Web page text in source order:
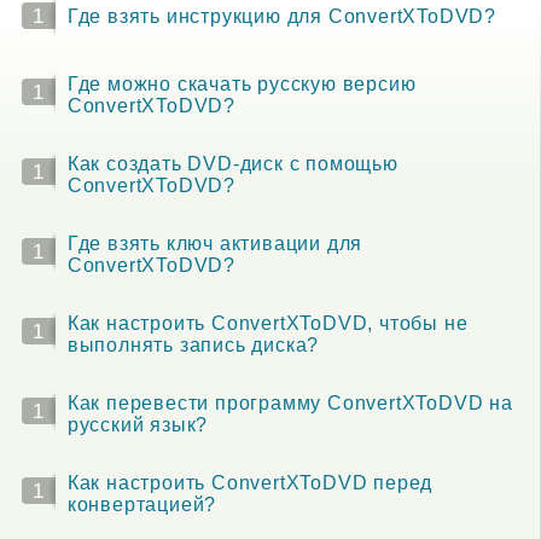
1 Где взять инструкцию для ConvertXToDVD?
1
Где можно скачать русскую версию
ConvertXToDVD?
1
Как создать DVD-диск с помощью
ConvertXToDVD?
1
Где взять ключ активации для
ConvertXToDVD?
1
Как настроить ConvertXToDVD, чтобы не
выполнять запись диска?
1
Как перевести программу ConvertXToDVD на
русский язык?
1
Как настроить ConvertXToDVD перед
конвертацией?